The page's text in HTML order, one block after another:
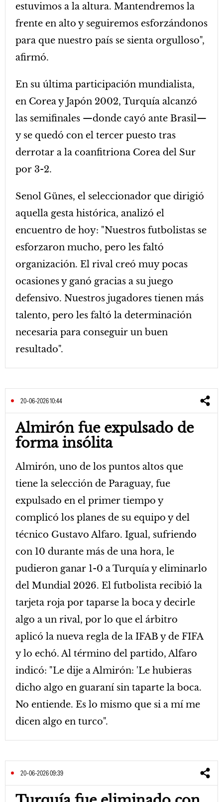
estuvimos a la altura. Mantendremos la
frente en alto y seguiremos esforzándonos
para que nuestro país se sienta orgulloso",
afirmó.
En su última participación mundialista,
en Corea y Japón 2002, Turquía alcanzó
las semifinales —donde cayó ante Brasil—
y se quedó con el tercer puesto tras
derrotar a la coanfitriona Corea del Sur
por 3-2.
Senol Günes, el seleccionador que dirigió
aquella gesta histórica, analizó el
encuentro de hoy: "Nuestros futbolistas se
esforzaron mucho, pero les faltó
organización. El rival creó muy pocas
ocasiones y ganó gracias a su juego
defensivo. Nuestros jugadores tienen más
talento, pero les faltó la determinación
necesaria para conseguir un buen
resultado".
20-06-2026 10:44
Almirón fue expulsado de
forma insólita
Almirón, uno de los puntos altos que
tiene la selección de Paraguay, fue
expulsado en el primer tiempo y
complicó los planes de su equipo y del
técnico Gustavo Alfaro. Igual, sufriendo
con 10 durante más de una hora, le
pudieron ganar 1-0 a Turquía y eliminarlo
del Mundial 2026. El futbolista recibió la
tarjeta roja por taparse la boca y decirle
algo a un rival, por lo que el árbitro
aplicó la nueva regla de la IFAB y de FIFA
y lo echó. Al término del partido, Alfaro
indicó: "Le dije a Almirón: 'Le hubieras
dicho algo en guaraní sin taparte la boca.
No entiende. Es lo mismo que si a mí me
dicen algo en turco".
20-06-2026 09:39